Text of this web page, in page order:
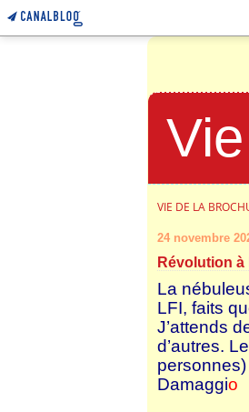
VIE DE LA
24 novembre
Révolution à
La
LFI, faits
J’attends
d’autres.
Damaggio